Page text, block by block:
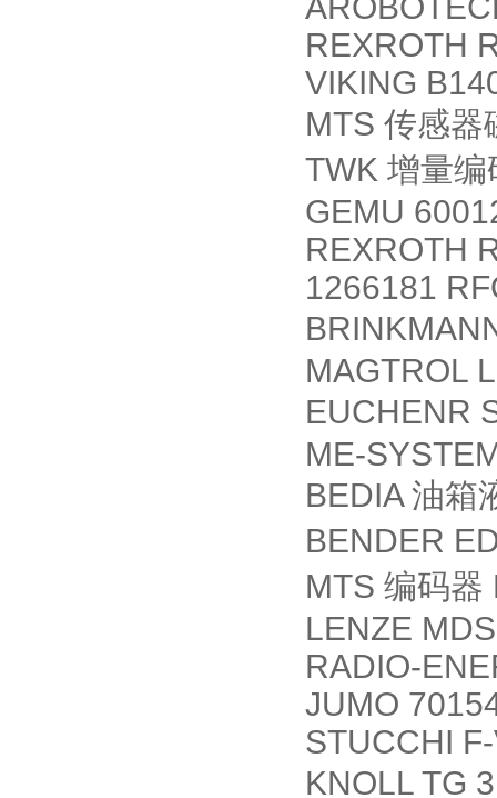
REXROTH
VIKING
MTS 传感器
TWK 增量编
GEMU
REXROTH
1266181
MAGTROL
EUCHENR
ME-
BEDIA油箱
BENDER
MTS 编码器
LENZE
RADIO-
JUMO
STUCCHI
KNOLL TG